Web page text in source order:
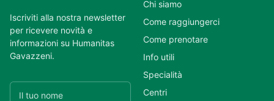
Iscriviti alla nostra newsletter
per ricevere novità e
informazioni su Humanitas
Gavazzeni.
Chi siamo
Come raggiungerci
Come prenotare
Info utili
Specialità
Centri